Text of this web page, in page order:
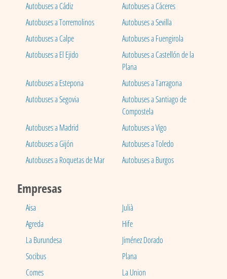
Autobuses a Cádiz
Autobuses a Cáceres
Autobuses a Torremolinos
Autobuses a Sevilla
Autobuses a Calpe
Autobuses a Fuengirola
Autobuses a El Ejido
Autobuses a Castellón de la
Plana
Autobuses a Estepona
Autobuses a Tarragona
Autobuses a Segovia
Autobuses a Santiago de
Compostela
Autobuses a Madrid
Autobuses a Vigo
Autobuses a Gijón
Autobuses a Toledo
Autobuses a Roquetas de Mar
Autobuses a Burgos
Empresas
Aisa
Julià
Agreda
Hife
La Burundesa
Jiménez Dorado
Socibus
Plana
Comes
La Union